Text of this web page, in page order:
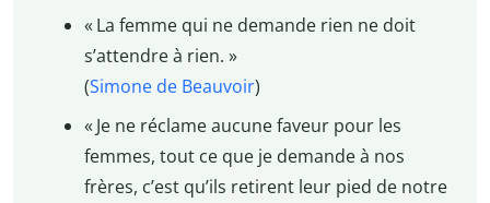
« La femme qui ne demande rien ne doit
s’attendre à rien. »
(Simone de Beauvoir)
« Je ne réclame aucune faveur pour les
femmes, tout ce que je demande à nos
frères, c’est qu’ils retirent leur pied de notre